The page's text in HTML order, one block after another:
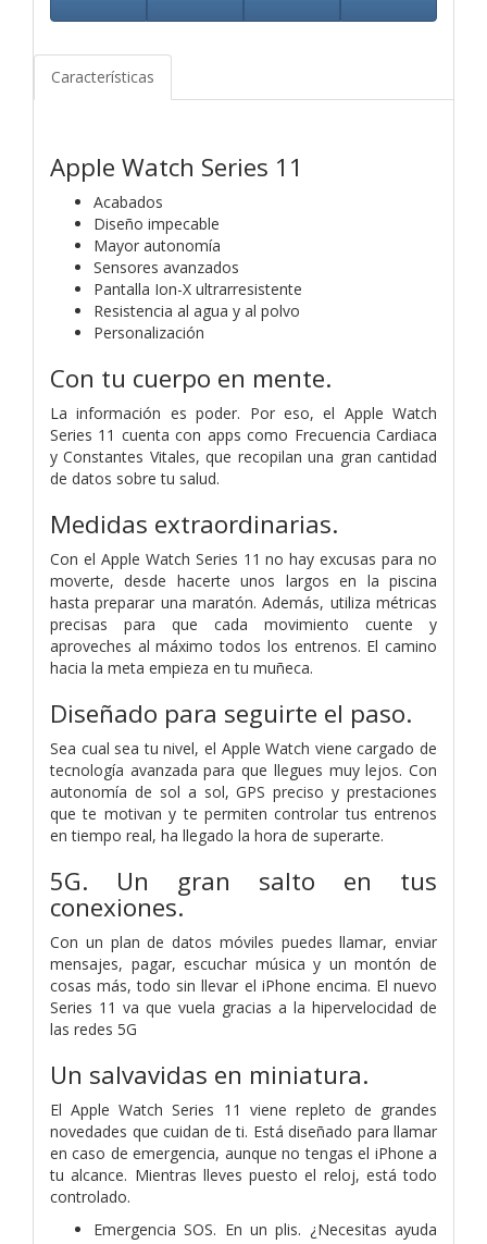
Características
Apple Watch Series 11
Acabados
Diseño impecable
Mayor autonomía
Sensores avanzados
Pantalla Ion-X ultrarresistente
Resistencia al agua y al polvo
Personalización
Con tu cuerpo en mente.
La información es poder. Por eso, el Apple Watch
Series 11 cuenta con apps como Frecuencia Cardiaca
y Constantes Vitales, que recopilan una gran cantidad
de datos sobre tu salud.
Medidas extraordinarias.
Con el Apple Watch Series 11 no hay excusas para no
moverte, desde hacerte unos largos en la piscina
hasta preparar una maratón. Además, utiliza métricas
precisas para que cada movimiento cuente y
aproveches al máximo todos los entrenos. El camino
hacia la meta empieza en tu muñeca.
Diseñado para seguirte el paso.
Sea cual sea tu nivel, el Apple Watch viene cargado de
tecnología avanzada para que llegues muy lejos. Con
autonomía de sol a sol, GPS preciso y prestaciones
que te motivan y te permiten controlar tus entrenos
en tiempo real, ha llegado la hora de superarte.
5G. Un gran salto en tus
conexiones.
Con un plan de datos móviles puedes llamar, enviar
mensajes, pagar, escuchar música y un montón de
cosas más, todo sin llevar el iPhone encima. El nuevo
Series 11 va que vuela gracias a la hipervelocidad de
las redes 5G
Un salvavidas en miniatura.
El Apple Watch Series 11 viene repleto de grandes
novedades que cuidan de ti. Está diseñado para llamar
en caso de emergencia, aunque no tengas el iPhone a
tu alcance. Mientras lleves puesto el reloj, está todo
controlado.
Emergencia SOS. En un plis. ¿Necesitas ayuda